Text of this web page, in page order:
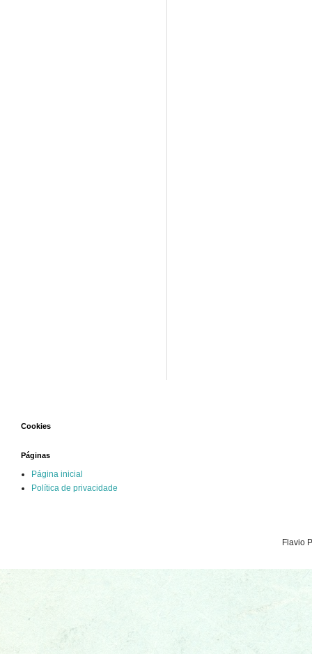
Cookies
Páginas
Página inicial
Política de privacidade
Flavio